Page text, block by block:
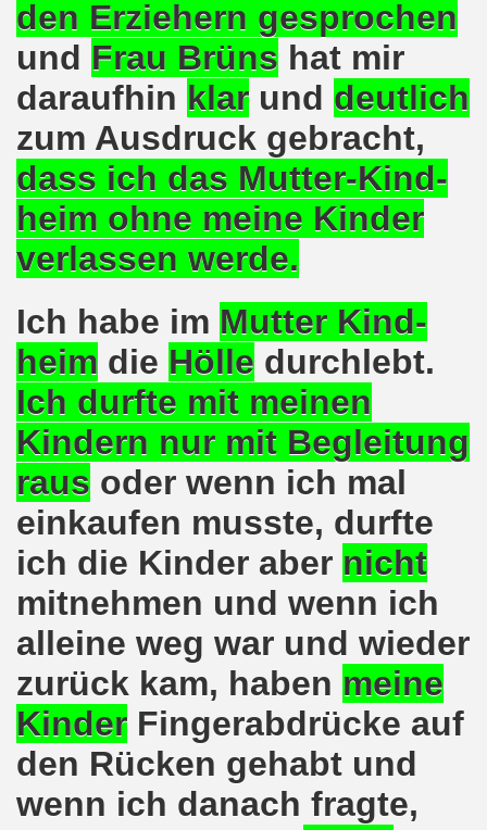
den Erziehern gesprochen
und Frau Brüns hat mir
daraufhin klar und deutlich
zum Ausdruck gebracht,
dass ich das Mutter-Kind-
heim ohne meine Kinder
verlassen werde.
Ich habe im Mutter Kind-
heim die Hölle durchlebt.
Ich durfte mit meinen
Kindern nur mit Begleitung
raus oder wenn ich mal
einkaufen musste, durfte
ich die Kinder aber nicht
mitnehmen und wenn ich
alleine weg war und wieder
zurück kam, haben meine
Kinder Fingerabdrücke auf
den Rücken gehabt und
wenn ich danach fragte,
Bewegung diskutiert über Brexit und Zuschüsse für die
Bewegung feiert erfolgreiches Grup Yorum-Konzert
Bewegung fand genau zur richtigen Zeit statt - in
sollen selbst entscheiden können - Zuschüsse für
Bewegung: Protest gegen geplante Verschärfungen
- Gelsenkirchener Montagsdemo-Bewegung
Frankreich und herzliche Einladung zu unserer
protestiert - weg mit den Verschärfungen von
Bewegung feiert Erfolg der Solidarität mit der Familie
geplanten Verschärfungen bei Hartz IV müssen
diskutiert über den 01. Mai 2016 in Zeichen
unterstützt das Rebellische Musikfestival und
Bewegung mit interessanten Debatten
am 09.04.2016 in Kassel
Montagsdemo-Bewegung ist gefestigt und auf dem
aktiv werden - jede Woche live auf der
Montagsdemo-Bewegung unterstützt albanische
protestieren gegen die türkische